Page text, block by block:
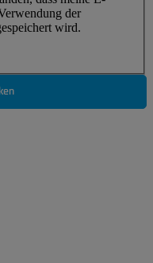
der
wird.